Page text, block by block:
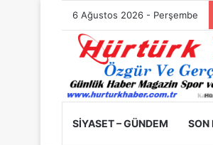
6 Ağustos 2026 - Perşembe
SIYASET – GÜNDEM SON